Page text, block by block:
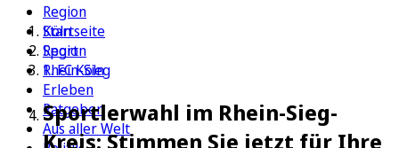
Region
Köln
Sport
1. FC Köln
Erleben
Ratgeber
Aus aller Welt
Startseite
Region
Rhein-Sieg
Sportlerwahl im Rhein-Sieg-
Kreis: Stimmen Sie jetzt für Ihre